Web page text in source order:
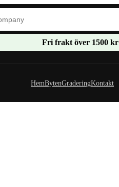
Fri frakt över 1500 kr
HemBytenGraderingKontakt